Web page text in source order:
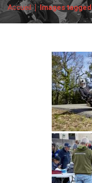
PARTENAIRES
Accueil Images